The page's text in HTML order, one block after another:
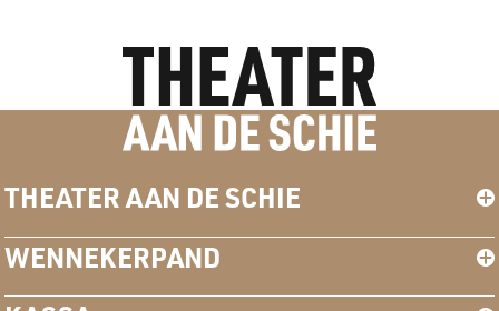
THEATER AAN DE SCHIE
WENNEKERPAND